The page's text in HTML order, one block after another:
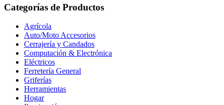
Categorías de Productos
Agrícola
Auto/Moto Accesorios
Cerrajería y Candados
Computación & Electrónica
Eléctricos
Ferretería General
Griferías
Herramientas
Hogar